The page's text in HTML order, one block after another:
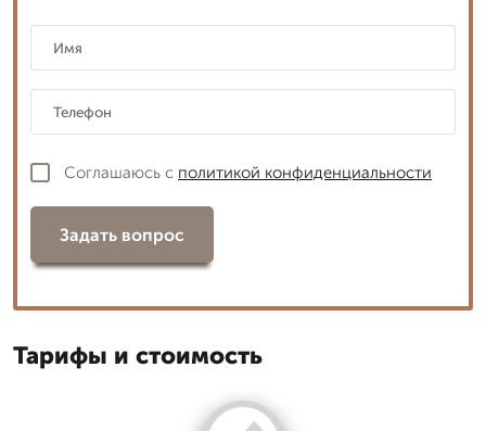
Соглашаюсь с политикой конфиденциальности
Задать вопрос
Тарифы и стоимость